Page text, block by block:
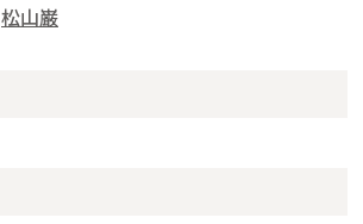
松山巌